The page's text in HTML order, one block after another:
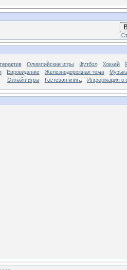
Олимпийские игры Футбол Хоккей
Евровидение Железнодорожная тема
Онлайн игры
Гостевая книга Информация о